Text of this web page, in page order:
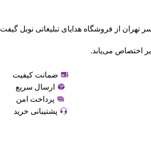
فروشگاه هدایای تبلیغاتی نوبل گیفت 02191009310
اختصاص می‌یابد.
ضمانت کیفیت
ارسال سریع
پرداخت امن
پشتیبانی خرید